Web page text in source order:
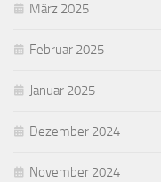
März 2025
Februar 2025
Januar 2025
Dezember 2024
November 2024